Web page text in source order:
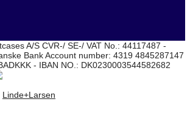
A/S CVR-/ SE-/ VAT No.: 44117487 -
Bank Account number: 4319 4845287147
- IBAN NO.: DK0230003544582682